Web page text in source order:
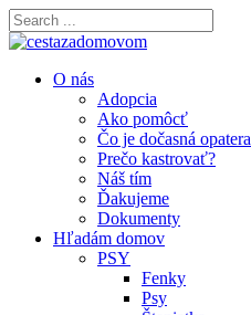
O nás
Adopcia
Ako pomôcť
Čo je dočasná opatera
Prečo kastrovať?
Náš tím
Ďakujeme
Dokumenty
Hľadám domov
PSY
Fenky
Psy